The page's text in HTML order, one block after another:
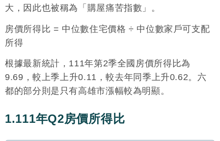
大，因此也被稱為「購屋痛苦指數」。
房價所得比 = 中位數住宅價格 ÷ 中位數家戶可支配
所得
根據最新統計，111年第2季全國房價所得比為
9.69，較上季上升0.11，較去年同季上升0.62。六
都的部分則是只有高雄市漲幅較為明顯。
1.111年Q2房價所得比